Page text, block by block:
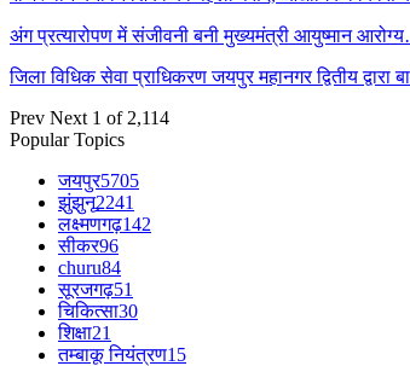
अंग प्रत्यारोपण में संजीवनी बनी मुख्यमंत्री आयुष्मान
जिला विधिक सेवा प्राधिकरण जयपुर महानगर द्वितीय द्वारा
Prev Next 1 of 2,114
Popular Topics
जयपुर5705
झुंझुनू2241
लक्ष्मणगढ़142
सीकर96
churu84
सूरजगढ़51
चिकित्सा30
शिक्षा21
तम्बाकू नियंत्रण15